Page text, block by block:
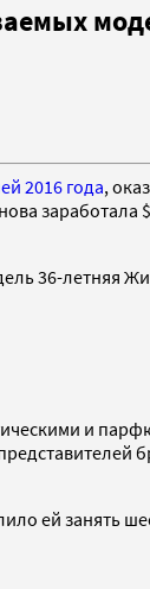
2016 года,
36-летняя
и
ей занять